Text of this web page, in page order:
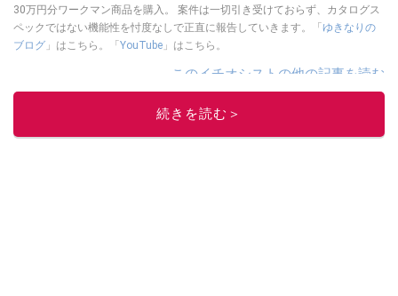
30万円分ワークマン商品を購入。 案件は一切引き受けておらず、カタログス
ペックではない機能性を忖度なしで正直に報告していきます。「 ゆきなりの
ブログ 」はこちら。「 YouTube 」はこちら。
このイチオシストの他の記事を読む
続きを読む＞